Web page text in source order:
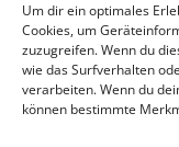
Um dir ein optimales
Cookies, um
zuzugreifen. Wenn du
wie das Surfverhalten
verarbeiten. Wenn du
können bestimmte
©